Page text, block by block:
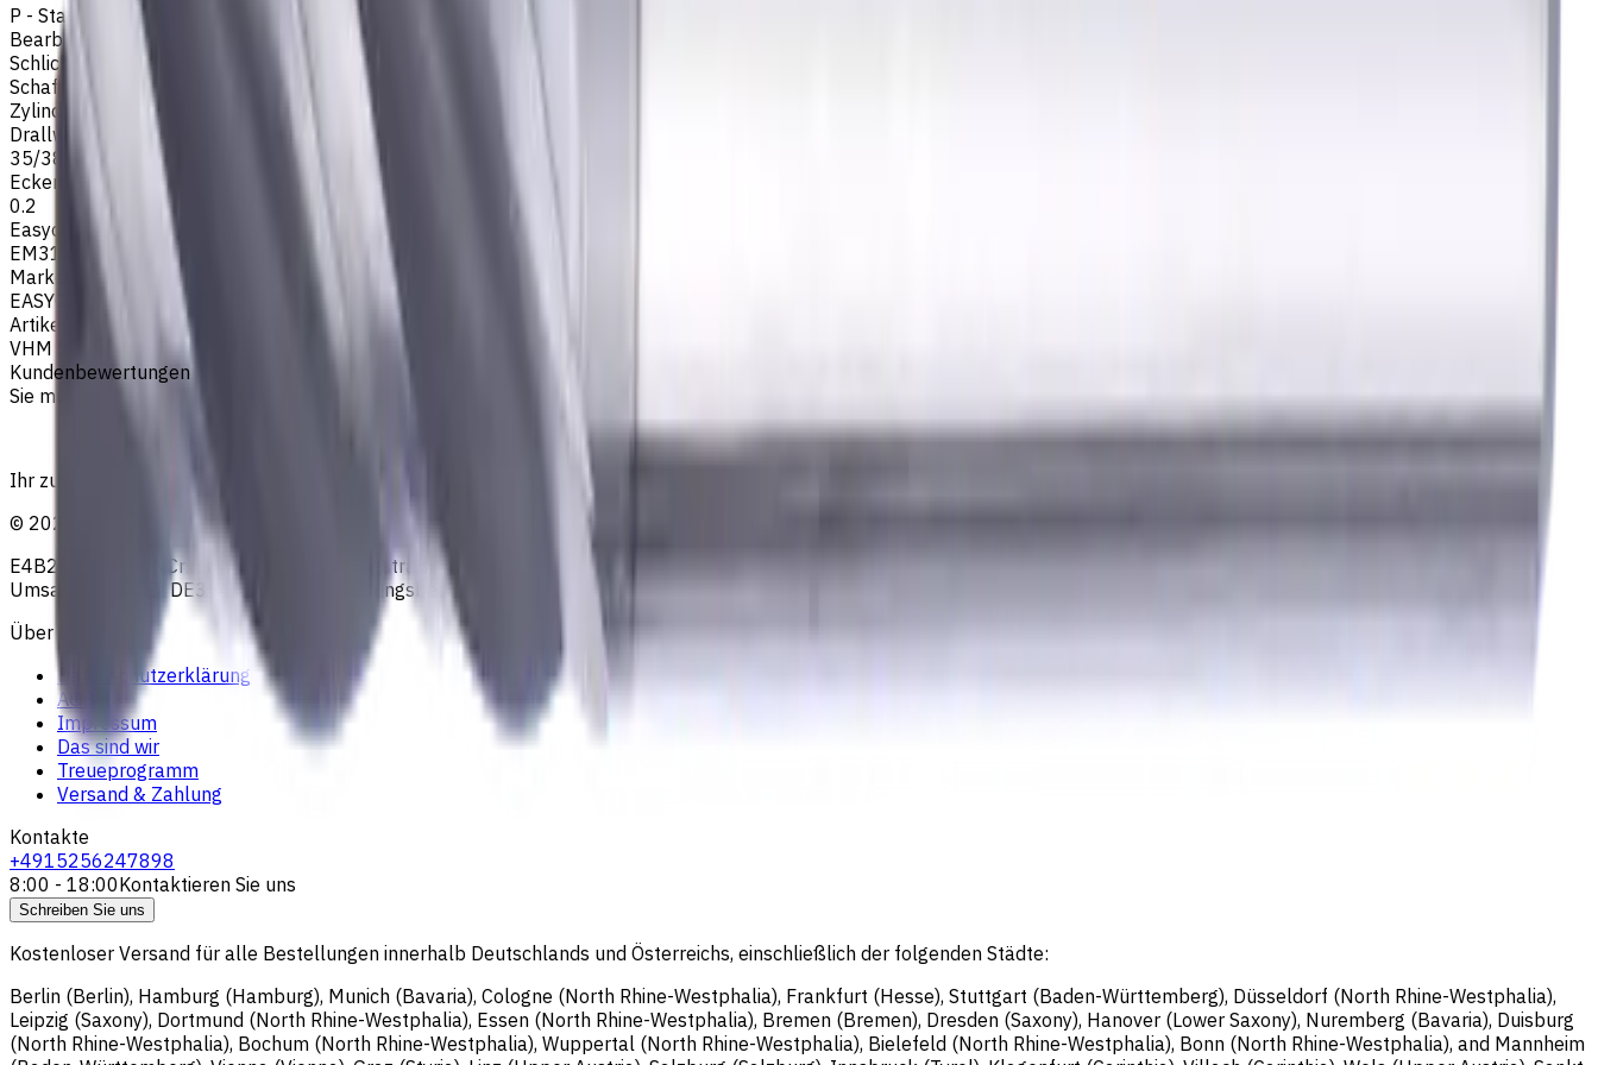
P - Stahl
Bearbeitungsart
Schlichtfräsen
Schruppfräsen Nutenfräsen
Schafttyp
Zylinderschaft
Drallwinkel
35/38
Eckenradius, mm
0.2
Easycut Serie
EM311
Marke
EASYCUT
Artikeltyp
VHM Schaftfräsern
Kundenbewertungen
Sie müssen eingeloggt sein, um eine Bewertung abzugeben.
Ihr zuverlässiger Lieferant von Werkzeugen, Verbrauchsmaterialien und Kühlschmierstoffen für CNC-Werkzeugmaschinen in der Metallbearbeitung
© 2023
E4B2B Gmbh (CNCmarket.de); Heisenbergstraße 5, 10587, Berlin, Deutschland; Registergericht: Amtsgericht Charlottenburg; Handelsregisternummer: HRB 258196 B;
Umsatzsteuer-ID: DE364343215; Vertretungsberechtigter Geschäftsführer: Sergey Sysoev
Über uns
Datenschutzerklärung
AGB
Impressum
Das sind wir
Treueprogramm
Versand & Zahlung
Kontakte
+4915256247898
8:00 - 18:00Kontaktieren Sie uns
Schreiben Sie uns
Kostenloser Versand für alle Bestellungen innerhalb Deutschlands und Österreichs, einschließlich der folgenden Städte:
Berlin (Berlin), Hamburg (Hamburg), Munich (Bavaria), Cologne (North Rhine-Westphalia), Frankfurt (Hesse), Stuttgart (Baden-Württemberg), Düsseldorf (North Rhine-Westphalia),
Leipzig (Saxony), Dortmund (North Rhine-Westphalia), Essen (North Rhine-Westphalia), Bremen (Bremen), Dresden (Saxony), Hanover (Lower Saxony), Nuremberg (Bavaria), Duisburg
(North Rhine-Westphalia), Bochum (North Rhine-Westphalia), Wuppertal (North Rhine-Westphalia), Bielefeld (North Rhine-Westphalia), Bonn (North Rhine-Westphalia), and Mannheim